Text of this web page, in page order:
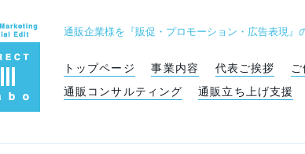
通販企業様を『販促・プロモーション・広告表現
トップページ 事業内容 代表ご挨拶
通販コンサルティング
通販立ち上げ支援